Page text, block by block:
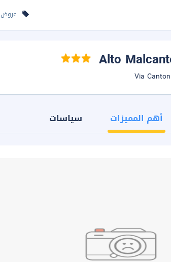
عروض
أهم المميزات سياسات